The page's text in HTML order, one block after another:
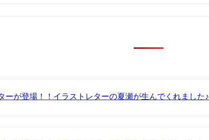
ーが登場！！イラストレターの夏瀬が生んでくれました♪